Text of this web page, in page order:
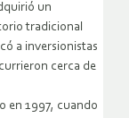
un
tradicional
a inversionistas
cerca de
en 1997, cuando